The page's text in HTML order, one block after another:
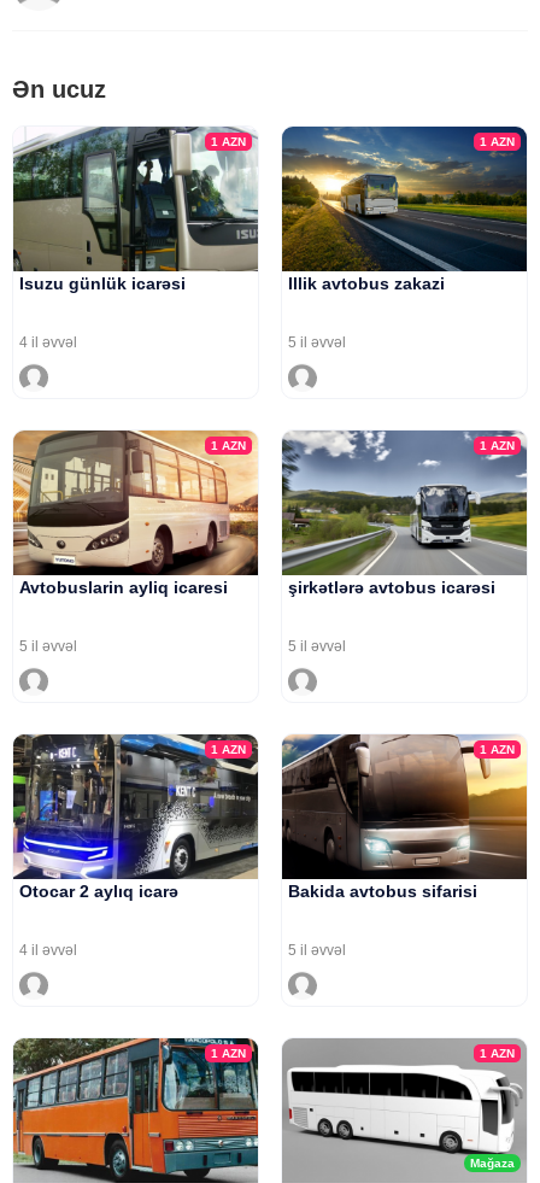
Ən ucuz
1AZN
Isuzu günlük icarəsi
4 il əvvəl
1 AZN
Illik avtobus zakazi
5 il əvvəl
1AZN
Avtobuslarin ayliq icaresi
5 il əvvəl
1 AZN
şirkətlərə avtobus icarəsi
5 il əvvəl
1AZN
Otocar 2 aylıq icarə
4 il əvvəl
1 AZN
Bakida avtobus sifarisi
5 il əvvəl
1AZN
Mağaza
1 AZN